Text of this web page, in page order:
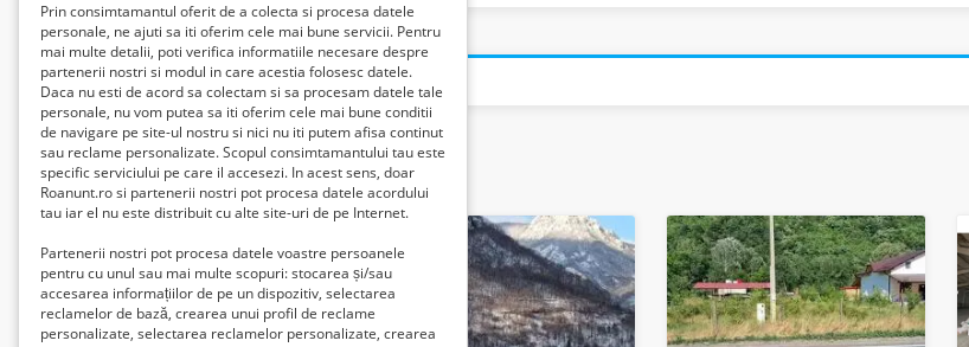
Related listings
Prin consimtamantul oferit de a colecta si procesa datele
personale, ne ajuti sa iti oferim cele mai bune servicii. Pentru
mai multe detalii, poti verifica informatiile necesare despre
partenerii nostri si modul in care acestia folosesc datele.
Daca nu esti de acord sa colectam si sa procesam datele tale
personale, nu vom putea sa iti oferim cele mai bune conditii
de navigare pe site-ul nostru si nici nu iti putem afisa continut
sau reclame personalizate. Scopul consimtamantului tau este
specific serviciului pe care il accesezi. In acest sens, doar
Roanunt.ro si partenerii nostri pot procesa datele acordului
tau iar el nu este distribuit cu alte site-uri de pe Internet.
Partenerii nostri pot procesa datele voastre persoanele
pentru cu unul sau mai multe scopuri: stocarea și/sau
accesarea informațiilor de pe un dispozitiv, selectarea
reclamelor de bază, crearea unui profil de reclame
personalizate, selectarea reclamelor personalizate, crearea